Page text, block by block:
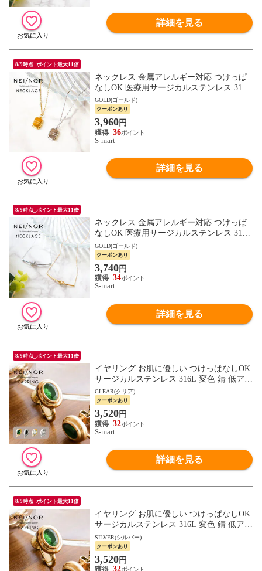
詳細を見る
8/9時点_ポイント最大11倍
ネックレス 金属アレルギー対応 つけっぱ
なしOK 医療用サージカルステンレス 316L
痒くならない アクセサリー 首飾り ネイナ
ー NnNE-0082
GOLD(ゴールド)
クーポンあり
3,960円
36
S-mart
詳細を見る
8/9時点_ポイント最大11倍
ネックレス 金属アレルギー対応 つけっぱ
なしOK 医療用サージカルステンレス 316L
痒くならない アクセサリー 首飾り ネイナ
ー NnNE-0081
GOLD(ゴールド)
クーポンあり
3,740円
34
S-mart
詳細を見る
8/9時点_ポイント最大11倍
イヤリング お肌に優しい つけっぱなしOK
サージカルステンレス 316L 変色 錆 低アレ
ルギー素材 アクセサリー Nei/nor ネイナー
0017
CLEAR(クリア)
クーポンあり
3,520円
32
S-mart
詳細を見る
8/9時点_ポイント最大11倍
イヤリング お肌に優しい つけっぱなしOK
サージカルステンレス 316L 変色 錆 低アレ
ルギー素材 アクセサリー Nei/nor ネイナー
0017
SILVER(シルバー)
クーポンあり
3,520円
32